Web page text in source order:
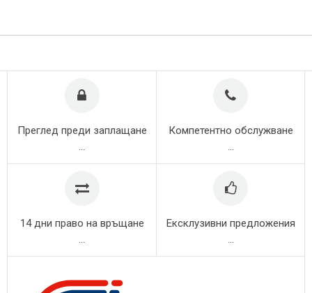
Преглед преди заплащане
...
Компетентно обслужване
...
14 дни право на връщане
...
Ексклузивни предложения
...